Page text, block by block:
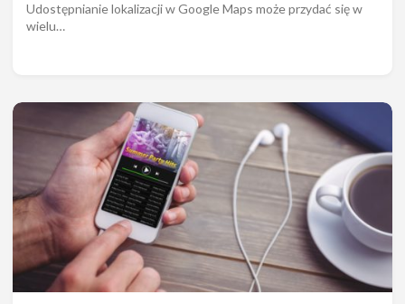
Udostępnianie lokalizacji w Google Maps może przydać się w
wielu…